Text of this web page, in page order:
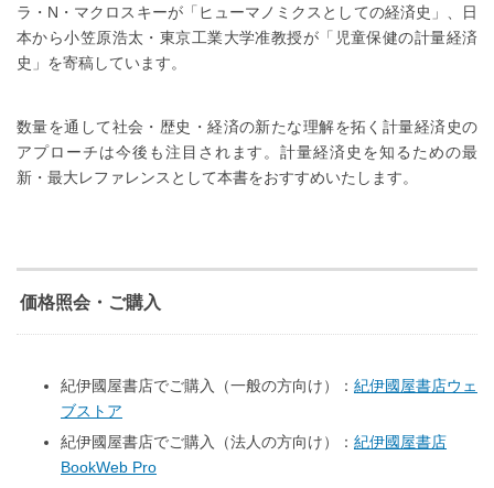
ラ・N・マクロスキーが「ヒューマノミクスとしての経済史」、日
本から小笠原浩太・東京工業大学准教授が「児童保健の計量経済
史」を寄稿しています。
数量を通して社会・歴史・経済の新たな理解を拓く計量経済史の
アプローチは今後も注目されます。計量経済史を知るための最
新・最大レファレンスとして本書をおすすめいたします。
価格照会・ご購入
紀伊國屋書店でご購入（一般の方向け）： 紀伊國屋書店ウェ
ブストア
紀伊國屋書店でご購入（法人の方向け）： 紀伊國屋書店
BookWeb Pro